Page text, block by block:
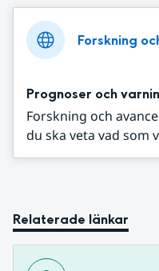
Forskning
Prognoser och
Forskning och
du ska veta vad som
Relaterade länkar